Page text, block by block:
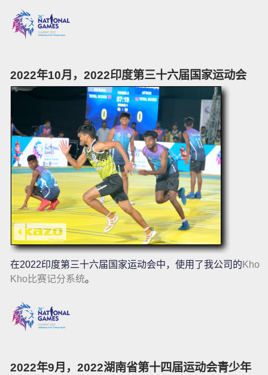
2022年10月，2022印度第三十六届国家运动会
在2022印度第三十六届国家运动会中，使用了我公司的 Kho
Kho比赛记分系统。
2022年9月，2022湖南省第十四届运动会青少年